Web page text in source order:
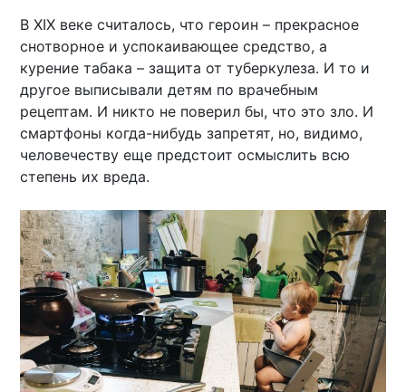
В XIX веке считалось, что героин – прекрасное
снотворное и успокаивающее средство, а
курение табака – защита от туберкулеза. И то и
другое выписывали детям по врачебным
рецептам. И никто не поверил бы, что это зло. И
смартфоны когда-нибудь запретят, но, видимо,
человечеству еще предстоит осмыслить всю
степень их вреда.